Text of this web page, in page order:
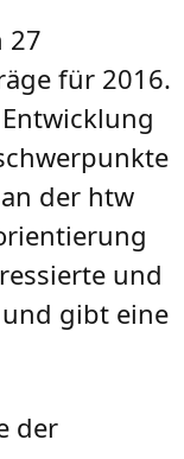
27
für 2016.
der htw
und
gibt eine
der